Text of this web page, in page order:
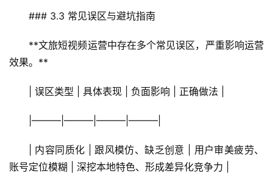
### 3.3 常见误区与避坑指南
**文旅短视频运营中存在多个常见误区，严重影响运营
效果。**
| 误区类型 | 具体表现 | 负面影响 | 正确做法 |
|———|———|———|———|
| 内容同质化 | 跟风模仿、缺乏创意 | 用户审美疲劳、
账号定位模糊 | 深挖本地特色、形成差异化竞争力 |